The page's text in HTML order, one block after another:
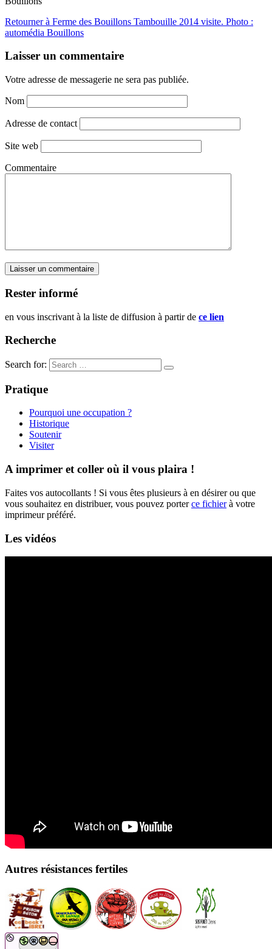
Retourner à Ferme des Bouillons Tambouille 2014 visite. Photo :
automédia Bouillons
Laisser un commentaire
Votre adresse de messagerie ne sera pas publiée.
Nom
Adresse de contact
Site web
Commentaire
Rester informé
en vous inscrivant à la liste de diffusion à partir de ce lien
Recherche
Search for:
Pratique
Pourquoi une occupation ?
Historique
Soutenir
Visiter
A imprimer et coller où il vous plaira !
Faites vos autocollants ! Si vous êtes plusieurs à en désirer ou que
vous souhaitez en distribuer, vous pouvez porterce fichierà votre
imprimeur préféré.
Les vidéos
Autres résistances fertiles